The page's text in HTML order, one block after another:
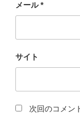
メール*
サイト
次回のコメン